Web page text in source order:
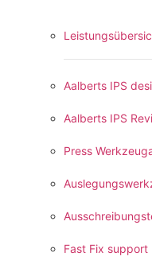
Aalberts IPS
Aalberts IPS
Press
Fast Fix support